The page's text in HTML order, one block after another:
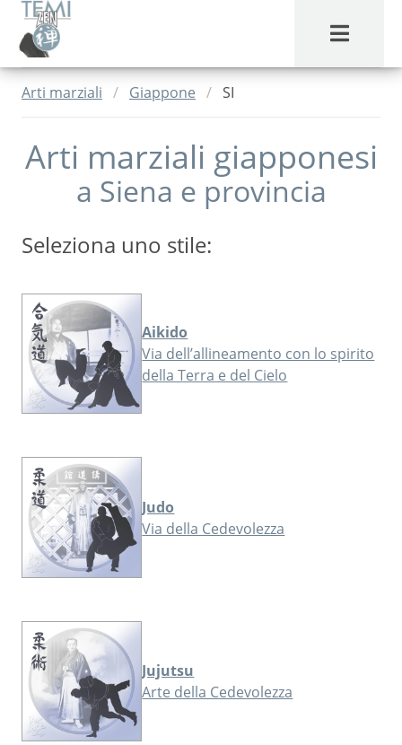
MENU
Arti marziali Giappone SI
Arti marziali giapponesi
a Siena e provincia
Seleziona uno stile:
Aikido
Via dell’allineamento con lo spirito
della Terra e del Cielo
Judo
Via della Cedevolezza
Jujutsu
Arte della Cedevolezza